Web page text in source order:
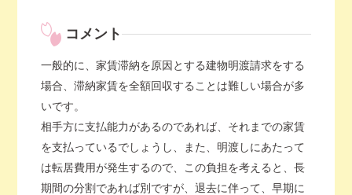
コメント
一般的に、家賃滞納を原因とする建物明渡請求をする
場合、滞納家賃を全額回収することは難しい場合が多
いです。
相手方に支払能力があるのであれば、それまでの家賃
を支払っているでしょうし、また、明渡しにあたって
は転居費用が発生するので、この負担を考えると、長
期間の分割であれば別ですが、退去に伴って、早期に